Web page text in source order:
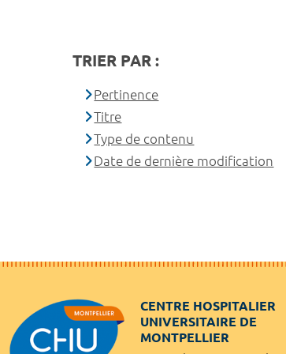
TRIER PAR :
Pertinence
Titre
Type de contenu
Date de dernière modification
CENTRE HOSPITALIER
UNIVERSITAIRE DE
MONTPELLIER